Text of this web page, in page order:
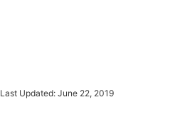
Last Updated: June 22, 2019